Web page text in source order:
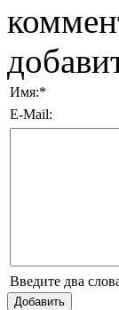
Имя:*
E-Mail:
Введите два